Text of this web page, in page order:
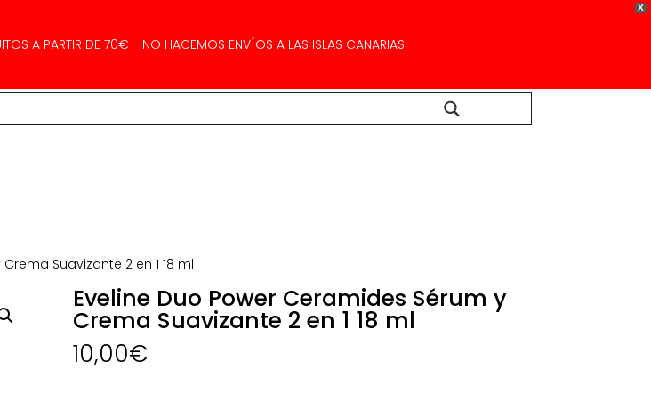
X
A PARTIR DE 70€ - NO HACEMOS ENVÍOS A LAS ISLAS CANARIAS
Suavizante 2 en 1 18 ml
Eveline Duo Power Ceramides Sérum y
Crema Suavizante 2 en 1 18 ml
10,00€